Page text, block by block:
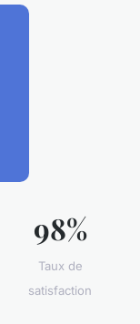
98%
Taux de
satisfaction